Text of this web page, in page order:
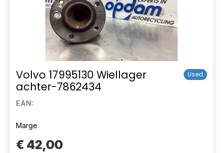
Volvo 17995130 Wiellager
achter-7862434
Used
EAN:
Marge
€ 42,00